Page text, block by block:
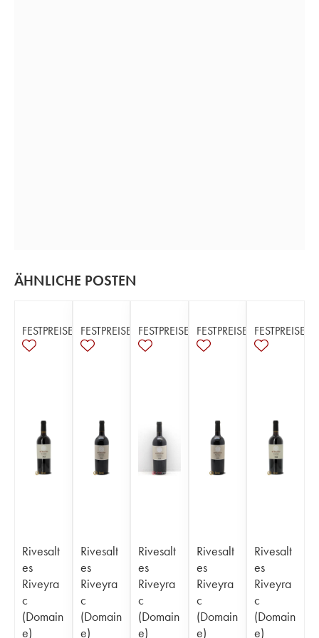
ÄHNLICHE POSTEN
FESTPREISE
Rivesalt
es
Riveyra
c
(Domain
e)
FESTPREISE
Rivesalt
es
Riveyra
c
(Domain
e)
FESTPREISE
Rivesalt
es
Riveyra
c
(Domain
e)
FESTPREISE
Rivesalt
es
Riveyra
c
(Domain
e)
FESTPREISE
Rivesalt
es
Riveyra
c
(Domain
e)